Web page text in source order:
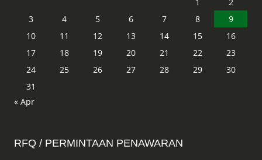
3
4 5 6 7 8
9
10
11 12 13 14 15
16
17
18 19 20 21 22
23
24
25 26 27 28 29
30
31
« Apr
RFQ / PERMINTAAN PENAWARAN